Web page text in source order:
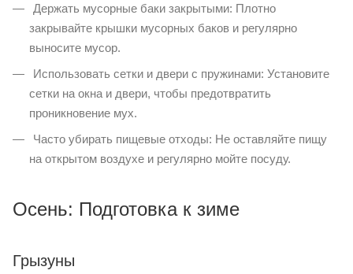
Держать мусорные баки закрытыми: Плотно
закрывайте крышки мусорных баков и регулярно
выносите мусор.
Использовать сетки и двери с пружинами: Установите
сетки на окна и двери, чтобы предотвратить
проникновение мух.
Часто убирать пищевые отходы: Не оставляйте пищу
на открытом воздухе и регулярно мойте посуду.
Осень: Подготовка к зиме
Грызуны